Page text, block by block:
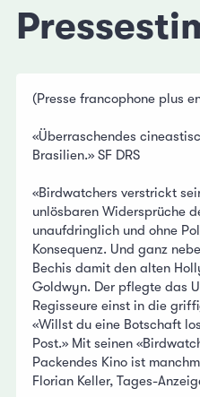
(Presse francophone plus
«Überraschendes
Brasilien.» SF DRS
«Birdwatchers verstrickt
unlösbaren Widersprüche
unaufdringlich und ohne
Konsequenz. Und ganz
Bechis damit den alten
Goldwyn. Der pflegte das
Regisseure einst in die
«Willst du eine Botschaft
Post.» Mit seinen
Packendes Kino ist
Florian Keller, Tages-